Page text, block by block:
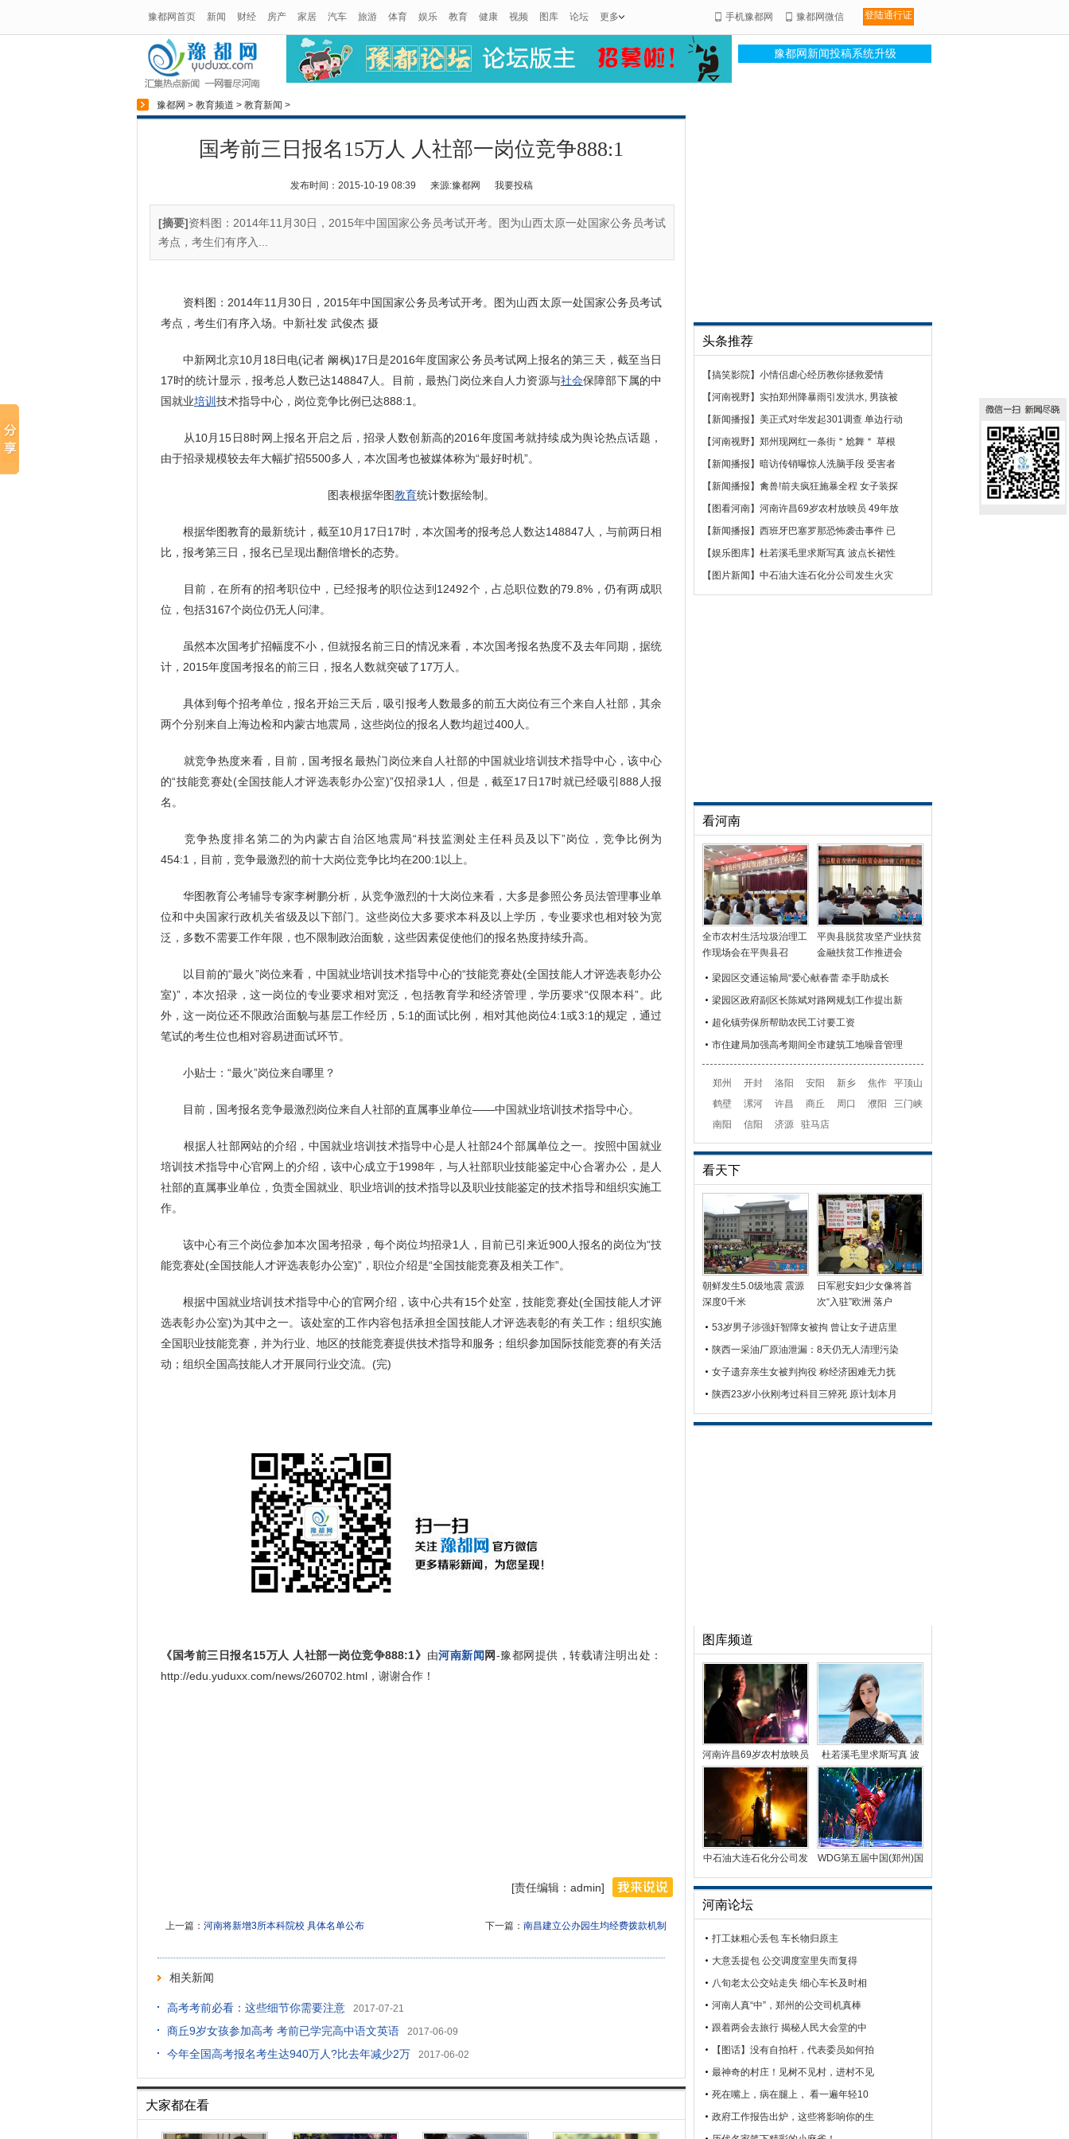
豫都网首页 新闻 财经 房产 家居 汽车 旅游 体育 娱乐 教育 健康 视频 图库 论坛 更多 手机豫都网 豫都网微信 登陆通行证
豫都网新闻投稿系统升级
豫都网 > 教育频道 > 教育新闻 >
国考前三日报名15万人 人社部一岗位竞争888:1
发布时间：2015-10-19 08:39 来源:豫都网 我要投稿
[摘要]资料图：2014年11月30日，2015年中国国家公务员考试开考。图为山西太原一处国家公务员考试
考点，考生们有序入...
资料图：2014年11月30日，2015年中国国家公务员考试开考。图为山西太原一处国家公务员考试
考点，考生们有序入场。中新社发 武俊杰 摄
中新网北京10月18日电(记者 阚枫)17日是2016年度国家公务员考试网上报名的第三天，截至当日
17时的统计显示，报考总人数已达148847人。目前，最热门岗位来自人力资源与社会保障部下属的中
国就业培训 技术指导中心，岗位竞争比例已达888:1。
从10月15日8时网上报名开启之后，招录人数创新高的2016年度国考就持续成为舆论热点话题，
由于招录规模较去年大幅扩招5500多人，本次国考也被媒体称为“最好时机”。
图表根据华图教育统计数据绘制。
根据华图教育的最新统计，截至10月17日17时，本次国考的报考总人数达148847人，与前两日相
比，报考第三日，报名已呈现出翻倍增长的态势。
目前，在所有的招考职位中，已经报考的职位达到12492个，占总职位数的79.8%，仍有两成职
位，包括3167个岗位仍无人问津。
虽然本次国考扩招幅度不小，但就报名前三日的情况来看，本次国考报名热度不及去年同期，据统
计，2015年度国考报名的前三日，报名人数就突破了17万人。
具体到每个招考单位，报名开始三天后，吸引报考人数最多的前五大岗位有三个来自人社部，其余
两个分别来自上海边检和内蒙古地震局，这些岗位的报名人数均超过400人。
就竞争热度来看，目前，国考报名最热门岗位来自人社部的中国就业培训技术指导中心，该中心
的“技能竞赛处(全国技能人才评选表彰办公室)”仅招录1人，但是，截至17日17时就已经吸引888人报
名。
竞争热度排名第二的为内蒙古自治区地震局“科技监测处主任科员及以下”岗位，竞争比例为
454:1，目前，竞争最激烈的前十大岗位竞争比均在200:1以上。
华图教育公考辅导专家李树鹏分析，从竞争激烈的十大岗位来看，大多是参照公务员法管理事业单
位和中央国家行政机关省级及以下部门。这些岗位大多要求本科及以上学历，专业要求也相对较为宽
泛，多数不需要工作年限，也不限制政治面貌，这些因素促使他们的报名热度持续升高。
以目前的“最火”岗位来看，中国就业培训技术指导中心的“技能竞赛处(全国技能人才评选表彰办公
室)”，本次招录，这一岗位的专业要求相对宽泛，包括教育学和经济管理，学历要求“仅限本科”。此
外，这一岗位还不限政治面貌与基层工作经历，5:1的面试比例，相对其他岗位4:1或3:1的规定，通过
笔试的考生位也相对容易进面试环节。
小贴士：“最火”岗位来自哪里？
目前，国考报名竞争最激烈岗位来自人社部的直属事业单位——中国就业培训技术指导中心。
根据人社部网站的介绍，中国就业培训技术指导中心是人社部24个部属单位之一。按照中国就业
培训技术指导中心官网上的介绍，该中心成立于1998年，与人社部职业技能鉴定中心合署办公，是人
社部的直属事业单位，负责全国就业、职业培训的技术指导以及职业技能鉴定的技术指导和组织实施工
作。
该中心有三个岗位参加本次国考招录，每个岗位均招录1人，目前已引来近900人报名的岗位为“技
能竞赛处(全国技能人才评选表彰办公室)”，职位介绍是“全国技能竞赛及相关工作”。
根据中国就业培训技术指导中心的官网介绍，该中心共有15个处室，技能竞赛处(全国技能人才评
选表彰办公室)为其中之一。该处室的工作内容包括承担全国技能人才评选表彰的有关工作；组织实施
全国职业技能竞赛，并为行业、地区的技能竞赛提供技术指导和服务；组织参加国际技能竞赛的有关活
动；组织全国高技能人才开展同行业交流。(完)
《国考前三日报名15万人 人社部一岗位竞争888:1》 由河南新闻 网-豫都网提供，转载请注明出处：
http://edu.yuduxx.com/news/260702.html，谢谢合作！
[责任编辑：admin]
下一篇： 南昌建立公办园生均经费拨款机制
上一篇： 河南将新增3所本科院校 具体名单公布
相关新闻
高考考前必看：这些细节你需要注意 2017-07-21
商丘9岁女孩参加高考 考前已学完高中语文英语 2017-06-09
今年全国高考报名考生达940万人?比去年减少2万 2017-06-02
大家都在看
头条推荐
【搞笑影院】 小情侣虐心经历教你拯救爱情
【河南视野】 实拍郑州降暴雨引发洪水, 男孩被
【新闻播报 】 美正式对华发起301调查 单边行动
【河南视野】 郑州现网红一条街＂尬舞＂ 草根
【新闻播报 】 暗访传销曝惊人洗脑手段 受害者
【新闻播报 】 禽兽!前夫疯狂施暴全程 女子装探
【 图看河南】 河南许昌69岁农村放映员 49年放
【新闻播报 】 西班牙巴塞罗那恐怖袭击事件 已
【娱乐图库】 杜若溪毛里求斯写真 波点长裙性
【 图片新闻 】 中石油大连石化分公司发生火灾
看河南
全市农村生活垃圾治理工
作现场会在平舆县召
平舆县脱贫攻坚产业扶贫
金融扶贫工作推进会
梁园区交通运输局“爱心献春蕾 牵手助成长
梁园区政府副区长陈斌对路网规划工作提出新
超化镇劳保所帮助农民工讨要工资
市住建局加强高考期间全市建筑工地噪音管理
郑州 开封 洛阳 安阳 新乡 焦作
平顶山
鹤壁
漯河 许昌 商丘 周口 濮阳
三门峡
南阳
信阳 济源 驻马店
看天下
朝鲜发生5.0级地震 震源
深度0千米
日军慰安妇少女像将首
次“入驻”欧洲 落户
53岁男子涉强奸智障女被拘 曾让女子进店里
陕西一采油厂原油泄漏：8天仍无人清理污染
女子遗弃亲生女被判拘役 称经济困难无力抚
陕西23岁小伙刚考过科目三猝死 原计划本月
图库频道
河南许昌69岁农村放映员
49年放映2万场电影
杜若溪毛里求斯写真 波
点长裙性感妩媚
中石油大连石化分公司发
WDG第五届中国(郑州)国
河南论坛
打工妹粗心丢包 车长物归原主
大意丢提包 公交调度室里失而复得
八旬老太公交站走失 细心车长及时相
河南人真“中”，郑州的公交司机真棒
跟着两会去旅行 揭秘人民大会堂的中
【图话】没有自拍杆，代表委员如何拍
最神奇的村庄！见树不见村，进村不见
死在嘴上，病在腿上， 看一遍年轻10
政府工作报告出炉，这些将影响你的生